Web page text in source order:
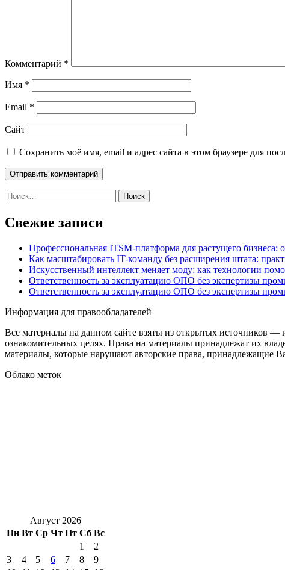
Комментарий *
Имя *
Email *
Сайт
Сохранить моё имя, email и адрес сайта в этом браузере для
Найти:
Свежие записи
Профессиональная ITSM-платформа для растущего бизнеса:
Как масштабировать IT-команду без расширения штата:
Искусственный интеллект меняет моду: как технологии
Ответственность за эксплуатацию ОПО без экспертизы
Ответственность за эксплуатацию ОПО без экспертизы
Информация для правообладателей
Все материалы на данном сайте взяты из открытых источников —
ознакомительных целях. Права на материалы принадлежат их
материалы, которые нарушают авторские права, принадлежащие
Облако меток
Август 2026
Пн Вт Ср Чт Пт Сб Вс
1
2
3
4 5 6 7 8
9